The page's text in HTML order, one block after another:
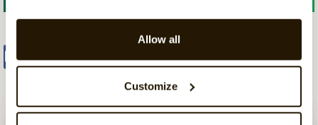
Allow all
Customize
Share Tweet Share